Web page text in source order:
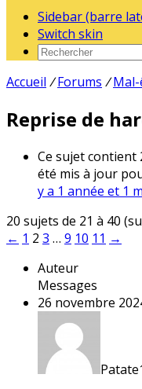
Sidebar (barre
Switch skin
Accueil / Forums /
Reprise de
Ce sujet contient
été mis à jour
y a 1 année et 1
20 sujets de 21 à 40
← 1 2 3 … 9 10 11 →
Auteur
Messages
26 novembre